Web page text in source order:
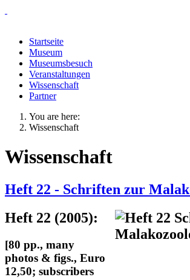
Startseite
Museum
Museumsbesuch
Veranstaltungen
Wissenschaft
Partner
You are here:
Wissenschaft
Wissenschaft
Heft 22 - Schriften zur
Heft 22 (2005):
[80 pp., many
photos & figs., Euro
12,50; subscribers